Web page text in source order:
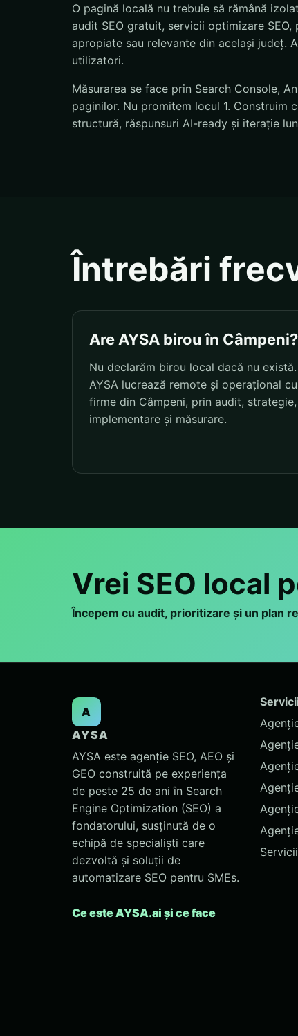
O pagină locală nu trebuie să rămână
audit SEO gratuit, servicii optimizare
apropiate sau relevante din același județ.
utilizatori.
Măsurarea se face prin Search Console,
paginilor. Nu promitem locul 1. Construim
structură, răspunsuri AI-ready și iterație
Întrebări
Are AYSA birou în Câmpeni?
Nu declarăm birou local dacă nu există.
AYSA lucrează remote și operațional cu
firme din Câmpeni, prin audit, strategie,
implementare și măsurare.
Vrei SEO local
Începem cu audit, prioritizare și un plan
A
AYSA
AYSA este agenție SEO, AEO și
GEO construită pe experiența
de peste 25 de ani în Search
Engine Optimization (SEO) a
fondatorului, susținută de o
echipă de specialiști care
dezvoltă și soluții de
automatizare SEO pentru SMEs.
Ce este AYSA.ai și ce face